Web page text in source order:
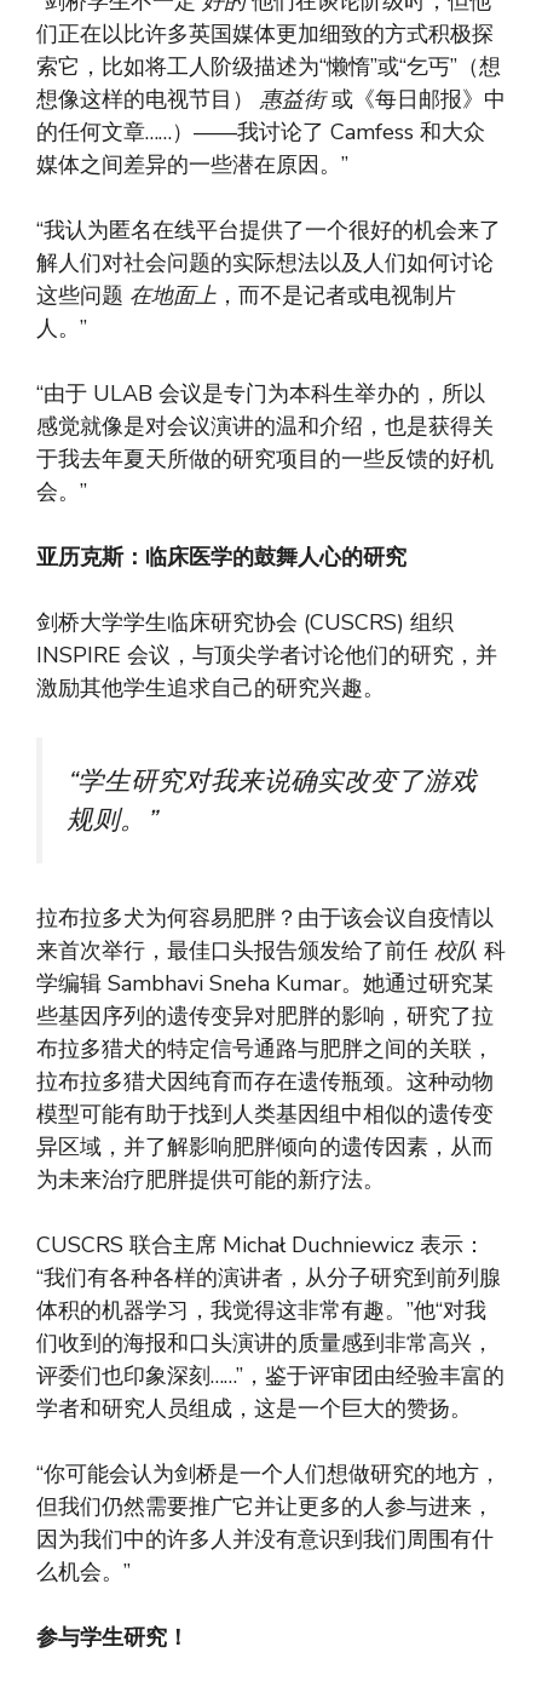
们正在以比许多英国媒体更加细致的方式积极探
索它，比如将工人阶级描述为“懒惰”或“乞丐”（想
想像这样的电视节目） 惠益街或《每日邮报》中
的任何文章……）——我讨论了 Camfess 和大众
媒体之间差异的一些潜在原因。”
“我认为匿名在线平台提供了一个很好的机会来了
解人们对社会问题的实际想法以及人们如何讨论
这些问题 在地面上 ，而不是记者或电视制片
人。”
“由于 ULAB 会议是专门为本科生举办的，所以
感觉就像是对会议演讲的温和介绍，也是获得关
于我去年夏天所做的研究项目的一些反馈的好机
会。”
亚历克斯：临床医学的鼓舞人心的研究
剑桥大学学生临床研究协会 (CUSCRS) 组织
INSPIRE 会议，与顶尖学者讨论他们的研究，并
激励其他学生追求自己的研究兴趣。
“学生研究对我来说确实改变了游戏
规则。”
拉布拉多犬为何容易肥胖？由于该会议自疫情以
来首次举行，最佳口头报告颁发给了前任 校队 科
学编辑 Sambhavi Sneha Kumar。她通过研究某
些基因序列的遗传变异对肥胖的影响，研究了拉
布拉多猎犬的特定信号通路与肥胖之间的关联，
拉布拉多猎犬因纯育而存在遗传瓶颈。这种动物
模型可能有助于找到人类基因组中相似的遗传变
异区域，并了解影响肥胖倾向的遗传因素，从而
为未来治疗肥胖提供可能的新疗法。
CUSCRS 联合主席 Michał Duchniewicz 表示：
“我们有各种各样的演讲者，从分子研究到前列腺
体积的机器学习，我觉得这非常有趣。”他“对我
们收到的海报和口头演讲的质量感到非常高兴，
评委们也印象深刻……”，鉴于评审团由经验丰富的
学者和研究人员组成，这是一个巨大的赞扬。
“你可能会认为剑桥是一个人们想做研究的地方，
但我们仍然需要推广它并让更多的人参与进来，
因为我们中的许多人并没有意识到我们周围有什
么机会。”
参与学生研究！